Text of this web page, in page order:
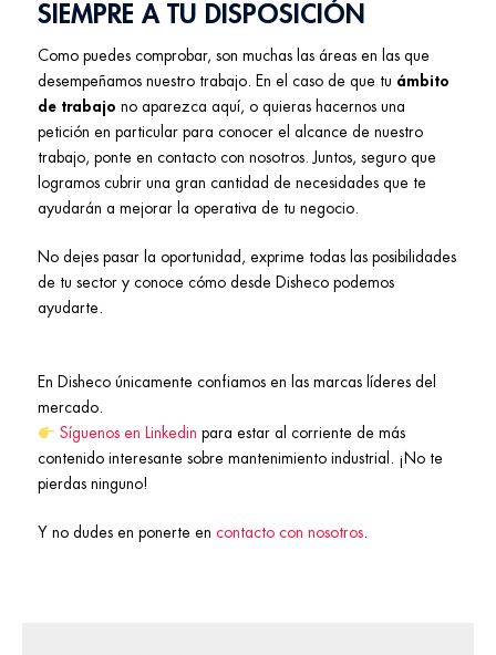
SIEMPRE A TU DISPOSICIÓN
Como puedes comprobar, son muchas las áreas en las que
desempeñamos nuestro trabajo. En el caso de que tu ámbito
de trabajo no aparezca aquí, o quieras hacernos una
petición en particular para conocer el alcance de nuestro
trabajo, ponte en contacto con nosotros. Juntos, seguro que
logramos cubrir una gran cantidad de necesidades que te
ayudarán a mejorar la operativa de tu negocio.
No dejes pasar la oportunidad, exprime todas las posibilidades
de tu sector y conoce cómo desde Disheco podemos
ayudarte.
En Disheco únicamente confiamos en las marcas líderes del
mercado.
Síguenos en Linkedin para estar al corriente de más
contenido interesante sobre mantenimiento industrial. ¡No te
pierdas ninguno!
Y no dudes en ponerte en contacto con nosotros